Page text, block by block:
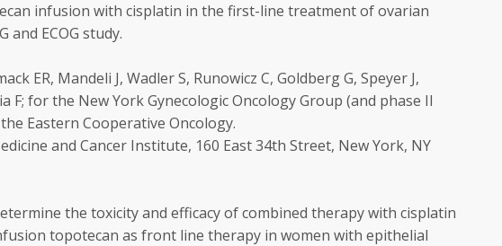
infusion with cisplatin in the first-line treatment of ovarian
and ECOG study.
ER, Mandeli J, Wadler S, Runowicz C, Goldberg G, Speyer J,
F; for the New York Gynecologic Oncology Group (and phase II
Eastern Cooperative Oncology.
and Cancer Institute, 160 East 34th Street, New York, NY
the toxicity and efficacy of combined therapy with cisplatin
topotecan as front line therapy in women with epithelial